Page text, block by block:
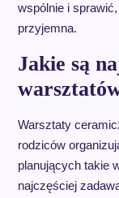
wspólnie i
przyjemna.
Jakie są
Warsztaty
rodziców
planujących takie
najczęściej